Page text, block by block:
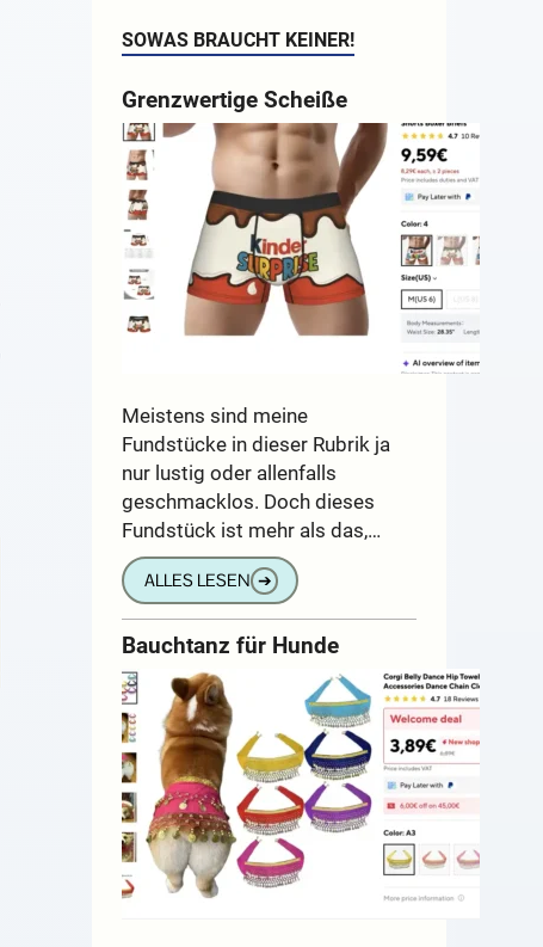
SOWAS BRAUCHT KEINER!
Grenzwertige Scheiße
Meistens sind meine
Fundstücke in dieser Rubrik ja
nur lustig oder allenfalls
geschmacklos. Doch dieses
Fundstück ist mehr als das,…
ALLES LESEN ➔
Bauchtanz für Hunde